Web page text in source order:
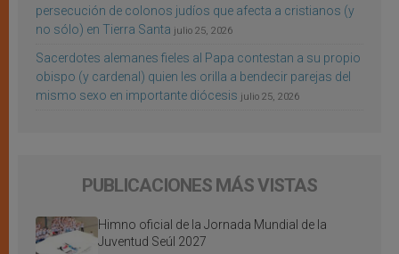
persecución de colonos judíos que afecta a cristianos (y
no sólo) en Tierra Santa julio 25, 2026
Sacerdotes alemanes fieles al Papa contestan a su propio
obispo (y cardenal) quien les orilla a bendecir parejas del
mismo sexo en importante diócesis julio 25, 2026
PUBLICACIONES MÁS VISTAS
Himno oficial de la Jornada Mundial de la
Juventud Seúl 2027